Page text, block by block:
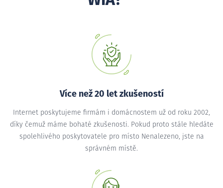
Více než 20 let zkušeností
Internet poskytujeme firmám i domácnostem už od roku 2002,
díky čemuž máme bohaté zkušenosti. Pokud proto stále hledáte
spolehlivého poskytovatele pro místo Nenalezeno, jste na
správném místě.